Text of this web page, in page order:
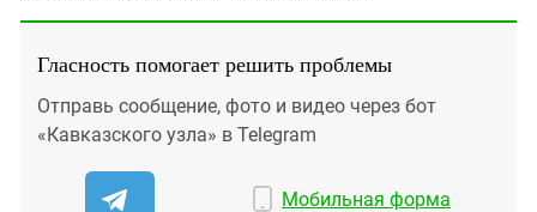
Гласность помогает решить проблемы
Отправь сообщение, фото и видео через бот
«Кавказского узла» в Telegram
Мобильная форма